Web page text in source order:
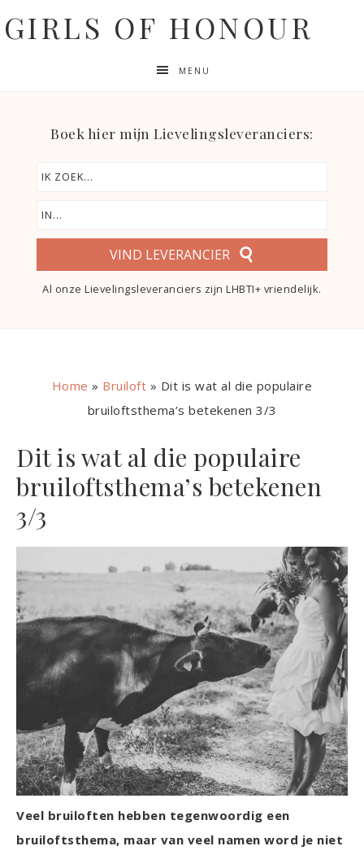
GIRLS OF HONOUR
MENU
Boek hier mijn Lievelingsleveranciers:
VIND LEVERANCIER
Al onze Lievelingsleveranciers zijn LHBTI+ vriendelijk.
Home » Bruiloft » Dit is wat al die populaire
bruiloftsthema’s betekenen 3/3
Dit is wat al die populaire
bruiloftsthema’s betekenen
3/3
Veel bruiloften hebben tegenwoordig een
bruiloftsthema, maar van veel namen word je niet